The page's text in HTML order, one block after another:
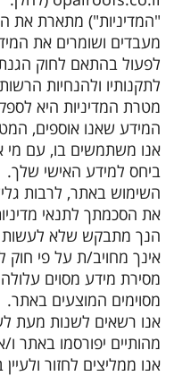
"המדיניות") מתארת את
מעבדים ושומרים את
לתקנותיו ולהנחיות
מטרת המדיניות היא
המידע שאנו אוספים,
אנו משתמשים בו, עם מי
ביחס למידע האישי שלך.
השימוש באתר, לרבות
את הסכמתך לתנאי
הנך מתבקש שלא לעשות
אינך מחויב/ת על פי חוק
מסירת מידע מסוים
מסוימים המוצעים באתר.
אנו רשאים לשנות מעת
מהותיים יפורסמו באתר
אנו ממליצים לחזור